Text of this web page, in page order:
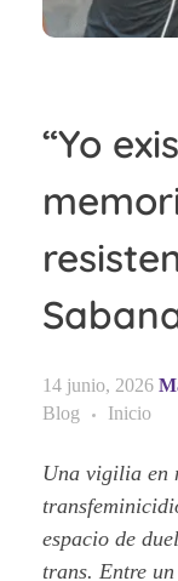
“Yo
14 junio, 2026
Blog
Inicio
Una vigilia en
espacio de
trans. Entre